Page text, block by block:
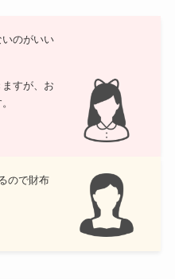
のがいい
すが、お
ので財布